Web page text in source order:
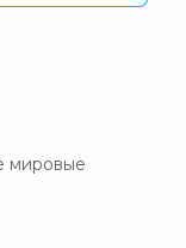
мировые